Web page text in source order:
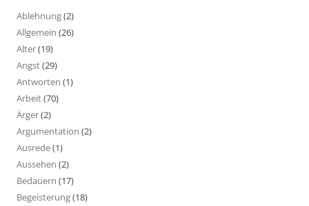
Ablehnung(2)
Allgemein (26)
Alter(19)
Angst(29)
Antworten (1)
Arbeit(70)
Ärger(2)
Argumentation (2)
Ausrede(1)
Aussehen (2)
Bedauern (17)
Begeisterung(18)